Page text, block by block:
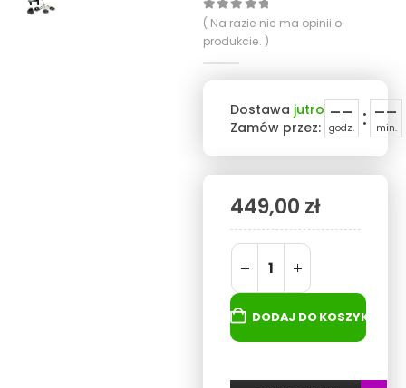
0out of 5
( Na razie nie ma opinii o
produkcie. )
Dostawa jutro
Zamów przez: --
godz. : --
min.
449,00 zł
DODAJ DO KOSZYKA